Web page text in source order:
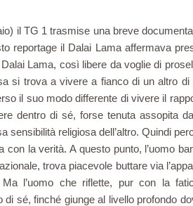
il TG 1 trasmise una breve
reportage il Dalai Lama affermava
Lama, così libere da voglie di
si trova a vivere a fianco di un altro
il suo modo differente di vivere il
dentro di sé, forse tenuta assopita
sensibilità religiosa dell’altro. Quindi
con la verità. A questo punto, l’uomo
trova piacevole buttare via
l’uomo che riflette, pur con la
di sé, finché giunge al livello profondo